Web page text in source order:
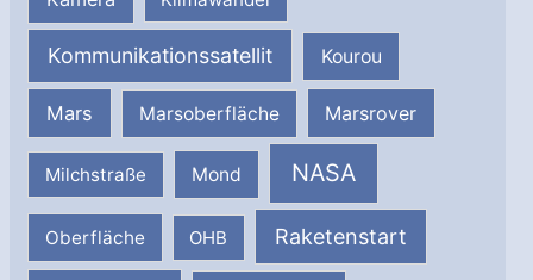
Kommunikationssatellit Kourou
Mars Marsoberfläche Marsrover
Milchstraße Mond NASA
Oberfläche OHB Raketenstart